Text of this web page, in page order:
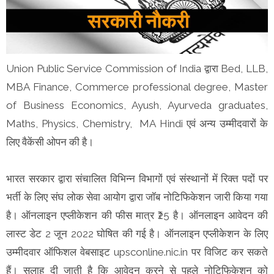
Union Public Service Commission of India द्वारा Bed, LLB,
MBA Finance, Commerce professional degree, Master
of Business Economics, Ayush, Ayurveda graduates,
Maths, Physics, Chemistry, MA Hindi एवं अन्य उम्मीदवारों के
लिए वैकेंसी ओपन की है।
भारत सरकार द्वारा संचालित विभिन्न विभागों एवं संस्थानों में रिक्त पदों पर
भर्ती के लिए संघ लोक सेवा आयोग द्वारा जॉब नोटिफिकेशन जारी किया गया
है। ऑनलाइन एप्लीकेशन की फीस मात्र ₹25 है। ऑनलाइन आवेदन की
लास्ट डेट 2 जून 2022 घोषित की गई है। ऑनलाइन एप्लीकेशन के लिए
उम्मीदवार ऑफिशल वेबसाइट upsconline.nic.in पर विजिट कर सकते
हैं। सलाह दी जाती है कि आवेदन करने से पहले नोटिफिकेशन को